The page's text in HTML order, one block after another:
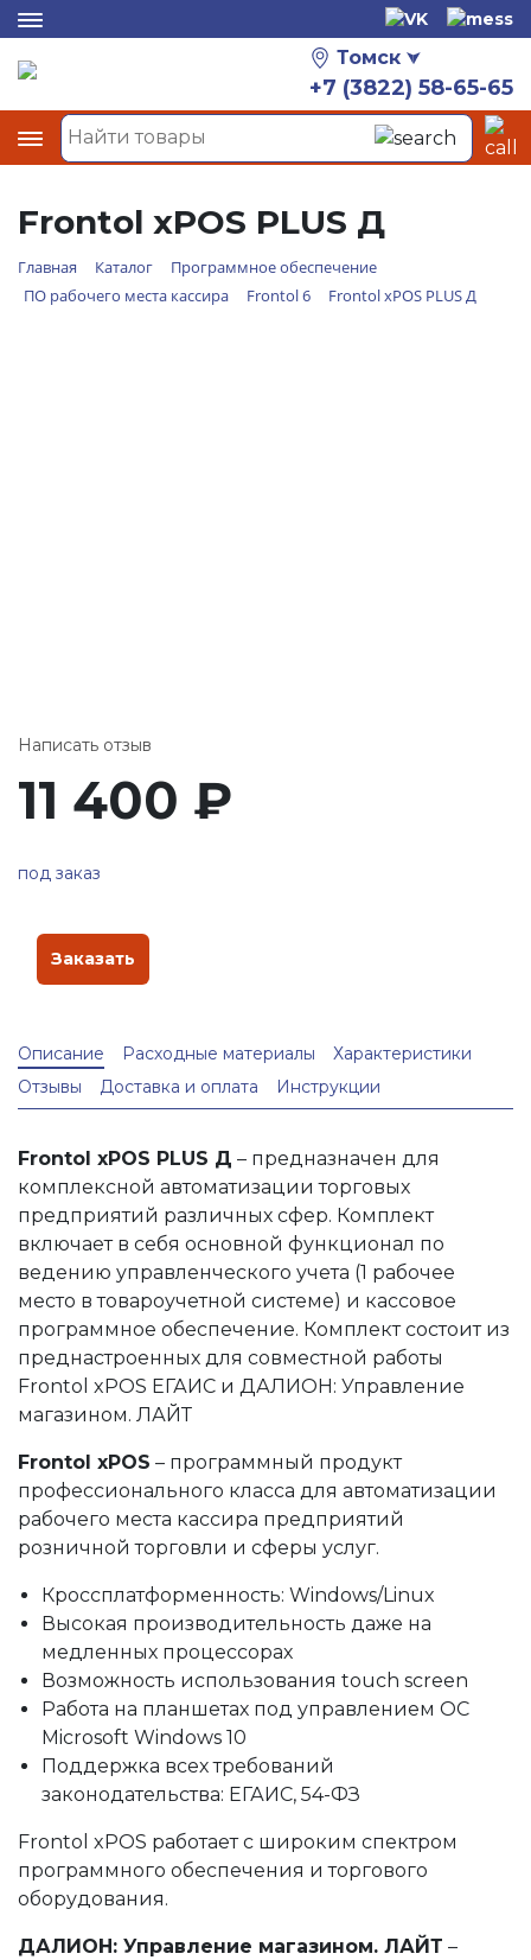
Томск
+7 (3822) 58-65-65
Frontol xPOS PLUS Д
Главная Каталог
Программное обеспечение
ПО рабочего места кассира
Frontol 6 Frontol xPOS PLUS Д
Написать отзыв
11 400 ₽
под заказ
Заказать
Описание Расходные материалы
Характеристики
Отзывы
Доставка и оплата Инструкции
Frontol xPOS PLUS Д – предназначен для
комплексной автоматизации торговых
предприятий различных сфер. Комплект
включает в себя основной функционал по
ведению управленческого учета (1 рабочее
место в товароучетной системе) и кассовое
программное обеспечение. Комплект состоит из
преднастроенных для совместной работы
Frontol xPOS ЕГАИС и ДАЛИОН: Управление
магазином. ЛАЙТ
Frontol xPOS – программный продукт
профессионального класса для автоматизации
рабочего места кассира предприятий
розничной торговли и сферы услуг.
Кроссплатформенность: Windows/Linux
Высокая производительность даже на
медленных процессорах
Возможность использования touch screen
Работа на планшетах под управлением ОС
Microsoft Windows 10
Поддержка всех требований
законодательства: ЕГАИС, 54-ФЗ
Frontol xPOS работает с широким спектром
программного обеспечения и торгового
оборудования.
ДАЛИОН: Управление магазином. ЛАЙТ –